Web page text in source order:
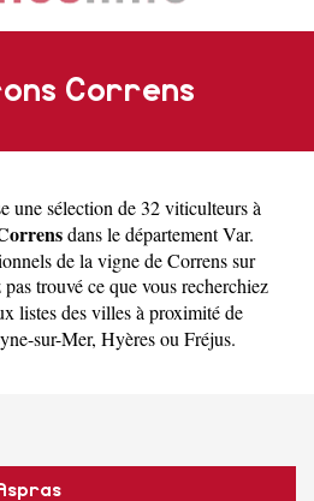
Correns
une sélection de 32 viticulteurs à
dans le départementVar.
de la vigne de Correns sur
trouvé ce que vous recherchiez
listes des villes à proximité de
sur-Mer, Hyèresou Fréjus.